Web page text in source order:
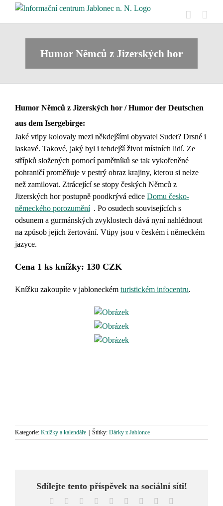
Přeskočit
Humor Němců z Jizerských hor
Humor Němců z Jizerských hor / Humor der Deutschen
aus dem Isergebirge:
Jaké vtipy kolovaly mezi někdejšími obyvatel Sudet? Drsné i
laskavé. Takové, jaký byl i tehdejší život místních lidí. Ze
střípků složených pomocí pamětníků se tak vykořeněné
pohraničí proměňuje v pestrý obraz krajiny, kterou si nelze
než zamilovat. Ztrácející se stopy českých Němců z
Jizerských hor postupně poodkrývá edice Domu česko-
německého porozumění . Po osudech souvisejících s
odsunem a gurmánských zvyklostech dává nyní nahlédnout
na způsob jejich žertování. Vtipy jsou v českém i německém
jazyce.
Cena 1 ks knížky: 130 CZK
Knížku zakoupíte v jabloneckém turistickém infocentru.
Kategorie: Knížky a kalendáře Štítky: Dárky z Jablonce
Sdílejte tento příspěvek na sociální síti!
Facebook Reddit LinkedInWhatsApp
TumblrPinterest